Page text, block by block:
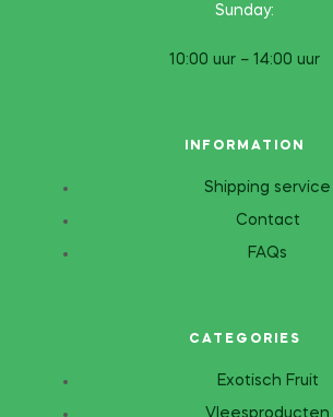
Sunday:
10:00 uur – 14:00 uur
INFORMATION
Shipping service
Contact
FAQs
CATEGORIES
Exotisch Fruit
Vleesproducten